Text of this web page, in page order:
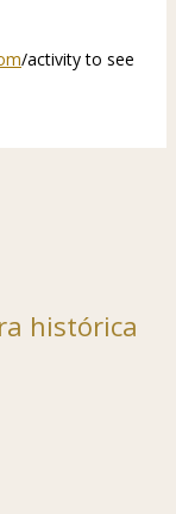
/activity to see
histórica